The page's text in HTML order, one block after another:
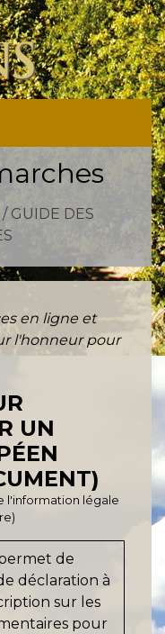
/ GUIDE DES
en ligne et
l'honneur pour
UN
l'information légale
de
déclaration à
sur les
pour